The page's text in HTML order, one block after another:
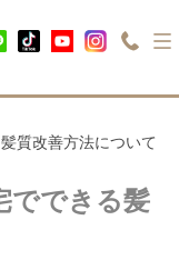
質改善方法について
でできる髪